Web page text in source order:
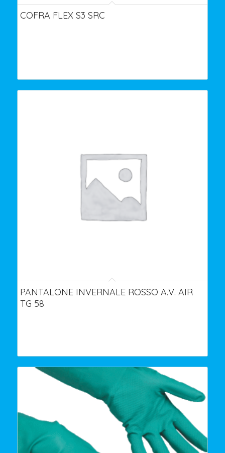
COFRA FLEX S3 SRC
PANTALONE INVERNALE ROSSO A.V. AIR
TG 58